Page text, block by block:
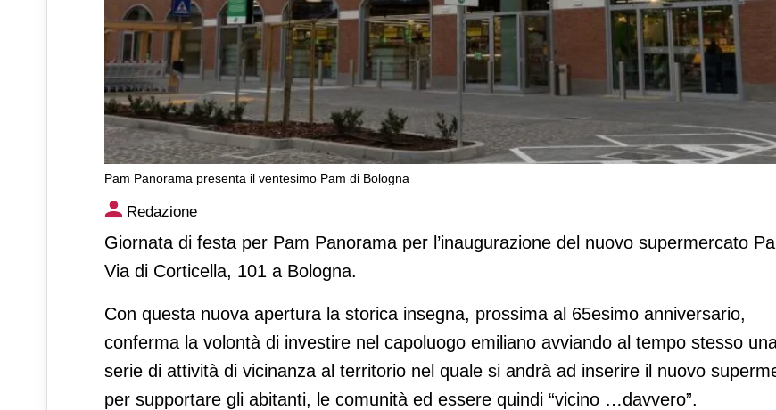
Pam Panorama presenta il ventesimo Pam di Bologna
Pam Panorama presenta il ventesimo Pam di Bologna
Redazione
Giornata di festa per Pam Panorama per l’inaugurazione del nuovo supermercato
Via di Corticella, 101 a Bologna.
Con questa nuova apertura la storica insegna, prossima al 65esimo anniversario,
conferma la volontà di investire nel capoluogo emiliano avviando al tempo stesso
serie di attività di vicinanza al territorio nel quale si andrà ad inserire il nuovo
per supportare gli abitanti, le comunità ed essere quindi “vicino …davvero”.